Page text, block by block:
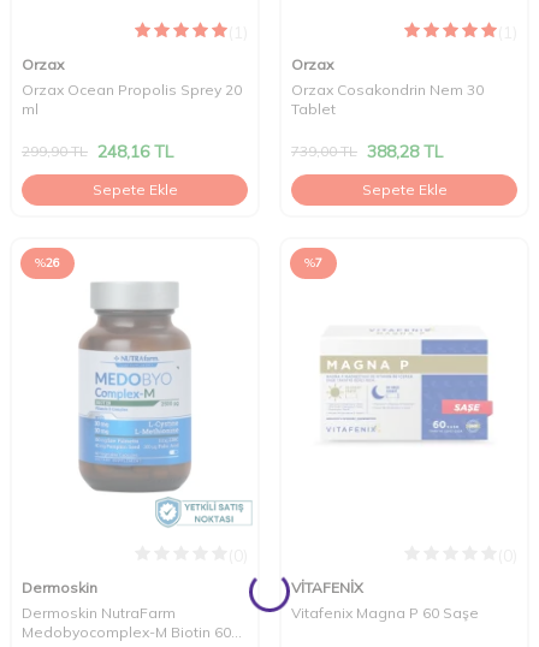
Orzax
Orzax Ocean Propolis Sprey 20
ml
299,90TL 248,16TL
Sepete Ekle
Orzax
Orzax Cosakondrin Nem 30
Tablet
739,00TL 388,28TL
Sepete Ekle
%26
Dermoskin
Dermoskin NutraFarm
Medobyocomplex-M Biotin 60
%7
VİTAFENİX
Vitafenix Magna P 60 Saşe